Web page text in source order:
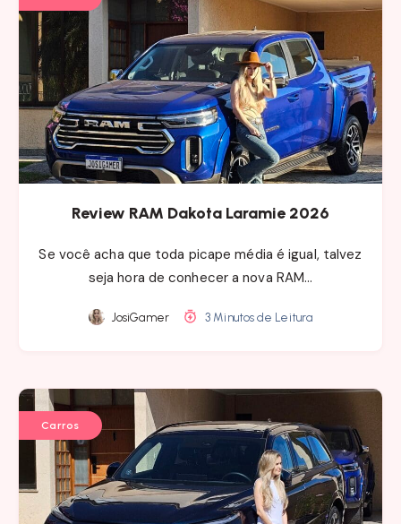
Review RAM Dakota Laramie 2026
Se você acha que toda picape média é igual, talvez
seja hora de conhecer a nova RAM…
JosiGamer 3 Minutos de Leitura
Carros